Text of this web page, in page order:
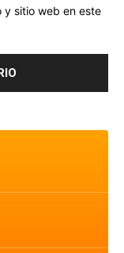
y sitio web en este